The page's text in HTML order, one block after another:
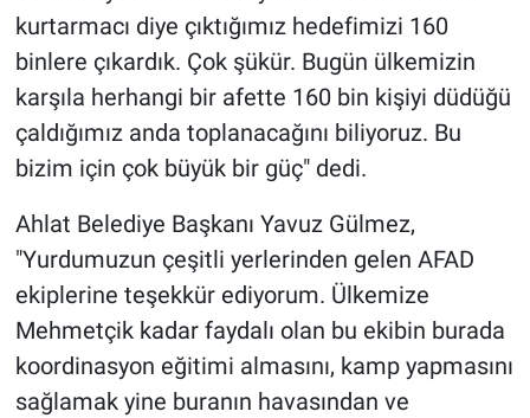
kurtarmacı diye çıktığımız hedefimizi 160
binlere çıkardık. Çok şükür. Bugün ülkemizin
karşıla herhangi bir afette 160 bin kişiyi düdüğü
çaldığımız anda toplanacağını biliyoruz. Bu
bizim için çok büyük bir güç" dedi.
Ahlat Belediye Başkanı Yavuz Gülmez,
"Yurdumuzun çeşitli yerlerinden gelen AFAD
ekiplerine teşekkür ediyorum. Ülkemize
Mehmetçik kadar faydalı olan bu ekibin burada
koordinasyon eğitimi almasını, kamp yapmasını
sağlamak yine buranın havasından ve